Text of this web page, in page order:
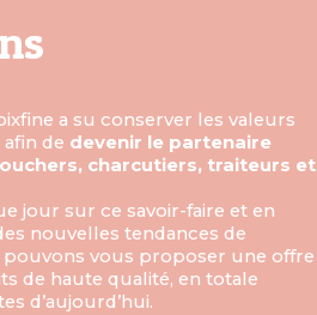
a su conserver les valeurs
de devenir le partenaire
charcutiers, traiteurs et
jour sur ce savoir-faire et en
nouvelles tendances de
vous proposer une offre
de haute qualité, en totale
d’aujourd’hui.